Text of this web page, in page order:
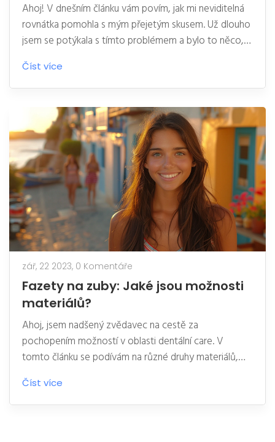
Ahoj! V dnešním článku vám povím, jak mi neviditelná
rovnátka pomohla s mým přejetým skusem. Už dlouho
jsem se potýkala s tímto problémem a bylo to něco,
co mi způsobovalo potíže. Když mi můj ortodont
představil možnost neviditelných rovnátek, nevěřila
jsem, jak úžasný mohl být výsledek. Pojďte se mnou na
cestu ke zlepšení mého skusu díky těmto malým
pomocníkům.
Číst více
zář, 22 2023, 0 Komentáře
Fazety na zuby: Jaké jsou možnosti
materiálů?
Ahoj, jsem nadšený zvědavec na cestě za
pochopením možností v oblasti dentální care. V
tomto článku se podívám na různé druhy materiálů,
které se používají při výrobě fazet na zuby.
Prozkoumám vše od porcelánových fazet až po
moderní kompozitní materiály. Zjistíte, jakým
Číst více